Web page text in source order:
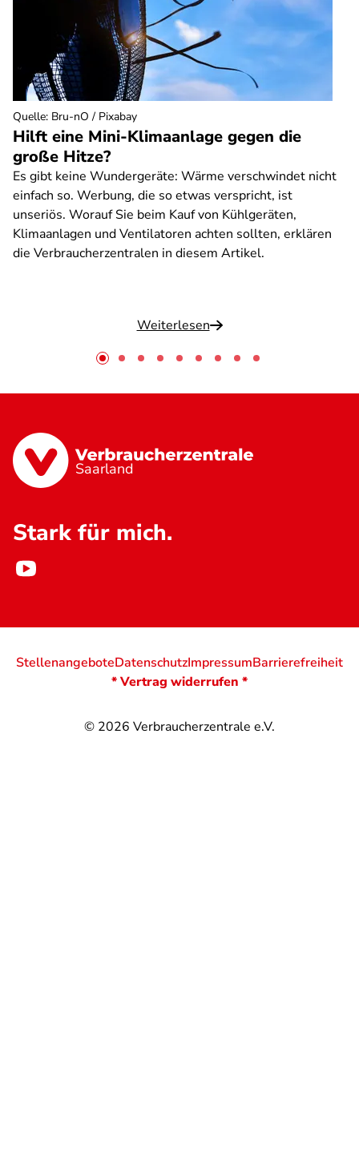
Hilft eine Mini-Klimaanlage gegen die
große Hitze?
Es gibt keine Wundergeräte: Wärme verschwindet nicht
einfach so. Werbung, die so etwas verspricht, ist
unseriös. Worauf Sie beim Kauf von Kühlgeräten,
Klimaanlagen und Ventilatoren achten sollten, erklären
die Verbraucherzentralen in diesem Artikel.
Weiterlesen
Quelle: Bru-nO / Pixabay
Saarland
Stark für mich.
© 2026 Verbraucherzentrale e.V.
StellenangeboteDatenschutzImpressumBarrierefreiheit
* Vertrag widerrufen *